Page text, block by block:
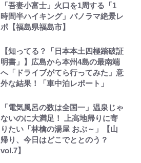
「吾妻小富士」火口を1周する「1
時間半ハイキング」パノラマ絶景レ
ポ【福島県福島市】
【知ってる？「日本本土四極踏破証
明書」】広島から本州4島の最南端
へ「ドライブがてら行ってみた」意
外な結果！「車中泊レポート」
「電気風呂の数は全国一」温泉じゃ
ないのに大満足！ 上高地帰りに寄
りたい「林檎の湯屋 おぶ～」【山
帰り、今日はどこでととのう？
vol.7】
オラの引越し物語 サボテン大襲撃
でっかい男になりたいゾ
第3回 出版までの道のり・その2
レビュー『仮面家族』悠木シュン・
著
聴者が想った激変の納得理由
村上佳菜子、“遠距離結婚”の夫と
「愛が足りない」不満を漏らしてい
た過去も
宮崎麗果、“10キロ減”告白後の背
ぎてませんか」心配の声も 夫・黒
木啓司にはDV巡る逮捕報道
を経て樋口毅宏に語ったこと
1万円超えも「納得のクオリティ」
10万針以上の密度で再現された“め
ぐみん刺繍ワークシャツ”にファン
も感動
弾」がスタート！まさかの人気アイ
テムに称賛続々「豪華すぎる！」
が、どうやら違うようです~ 第1話
公式-聖女じゃないと追放されたの
を握る 第53話(1)
公式-おっさん底辺治癒士と愛娘の
辺境ライフ ~中年男が回復スキルに
話(1)
分を表現する現在「ちゃんとおじい
ちゃんに」
が明かす夫・片岡愛之助との関係
性…互いに一番のお客さんで刺激を
もらう存在
「ファミリーができたこと」時には
30人で…江口流“普通の”子育てメ
ソッドとは
の超絶クールな新サードユニに世界
が熱狂｢サードなのにズルい｣｢こり
ゃかっけえわ｣
｢最後の1枚…ワルぃゎ〜｣鈴木優磨
が激勝翌日に写真12枚投稿→渾身
の“煽りショット”に興奮！｢最後の
1枚までの壮大なフリ｣｢知念くんの
｢知念さんを煽ってたのと同じ
人？｣鹿島・鈴木優磨、大逆転勝利
後の“超・優等生インタビュー”が
話題！｢試合中とのギャップw｣｢礼